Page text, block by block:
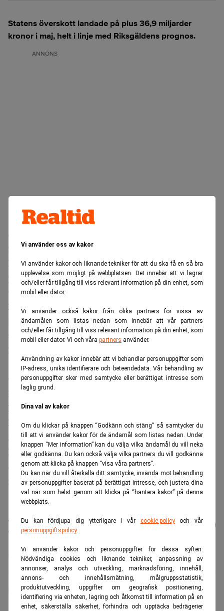
Vi använder oss av kakor
Vi använder kakor och liknande tekniker för att du ska få en så bra
upplevelse som möjligt på webbplatsen. Det innebär att vi lagrar
och/eller får tillgång till viss relevant information på din enhet, som
mobil eller dator.
Vi använder också kakor från olika partners för vissa av
ändamålen som listas nedan som innebär att vår partners
och/eller får tillgång till viss relevant information på din enhet, som
mobil eller dator. Vi och våra partners använder.
Användning av kakor innebär att vi behandlar personuppgifter som
IP-adress, unika identifierare och beteendedata. Vår behandling av
personuppgifter sker med samtycke eller berättigat intresse som
laglig grund.
Dina val av kakor
Om du klickar på knappen “Godkänn och stäng” så samtycker du
till att vi använder kakor för de ändamål som listas nedan. Under
knappen “Mer information” kan du välja vilka ändamål du vill neka
eller godkänna. Du kan också välja vilka partners du vill godkänna
genom att klicka på knappen “visa våra partners”.
Du kan när du vill återkalla ditt samtycke, invända mot behandling
av personuppgifter baserat på berättigat intresse, och justera dina
val när som helst genom att klicka på “hantera kakor” på denna
webbplats.
Du kan fördjupa dig ytterligare i vår cookie-policyoch vår
personuppgiftspolicy.
Vi använder kakor och personuppgifter för dessa syften:
Nödvändiga cookies och liknande tekniker, anpassning av
annonser, analys och utveckling, marknadsföring, innehåll,
annons- och innehållsmätning, målgruppsstatistik,
produktutveckling, uppgifter om geografisk positionering,
identifiering via enheten, lagring och åtkomst till information på en
enhet, säkerställa säkerhet, förhindra och upptäcka bedrägerier
Statens överskott landade på plus 36,9 miljarder
kronor i maj, helt i linje med Riksgäldens prognos.
ANNONS
förväntat men samtidigt var utbetalningarna högre.
Det primära saldot var 2,4 miljarder kronor lägre än
prognos. Det beror främst på att myndigheternas
utbetalningar var cirka 6 miljarder kronor högre, med
högre utbetalningar från Kammarkollegiet och
Kulturrådet. Detta motverkades av att skatteinkomsterna
var cirka 4 miljarder kronor högre än beräknat.
Riksgäldens nettoutlåning till myndigheter med flera var
1,9 miljarder kronor lägre än prognos. Det beror på lägre
utlåning till ett antal myndigheter.
Räntebetalningarna på statsskulden var 0,5 miljarder
kronor lägre än prognos.
För tolvmånadersperioden till och med maj 2021 visade
statens betalningar ett underskott på 121,4 miljarder
kronor.
Statsskulden uppgick till 1 200 miljarder kronor i slutet av
maj.
Läs mer från Realtid - vårt nyhetsbrev
är kostnadsfritt:
Prenumerera
Riksgälden
Realtid.se